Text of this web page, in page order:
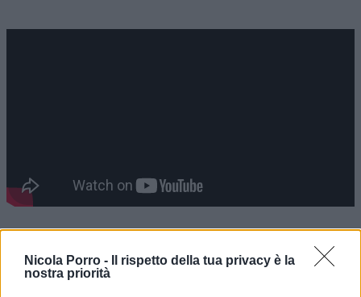
Nicola Porro -
Il rispetto della tua privacy è la
nostra priorità
pubblici in Italia intanto c’è una frode linguistica
di fondo. Non sono solo i 3 milioni e